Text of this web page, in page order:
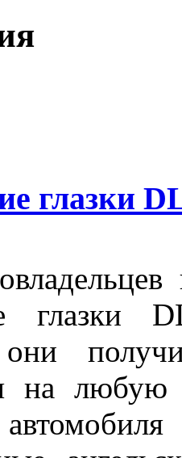
глазки
глазки
они
на любую